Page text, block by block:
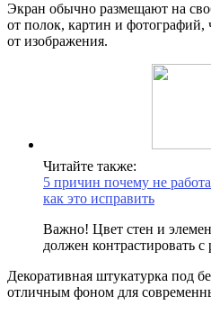
Экран обычно размещают на
от полок, картин и фотографий,
от изображения.
Читайте также:
5 причин почему не
как это исправить
Важно! Цвет стен и
должен контрастировать с
Декоративная штукатурка под
отличным фоном для